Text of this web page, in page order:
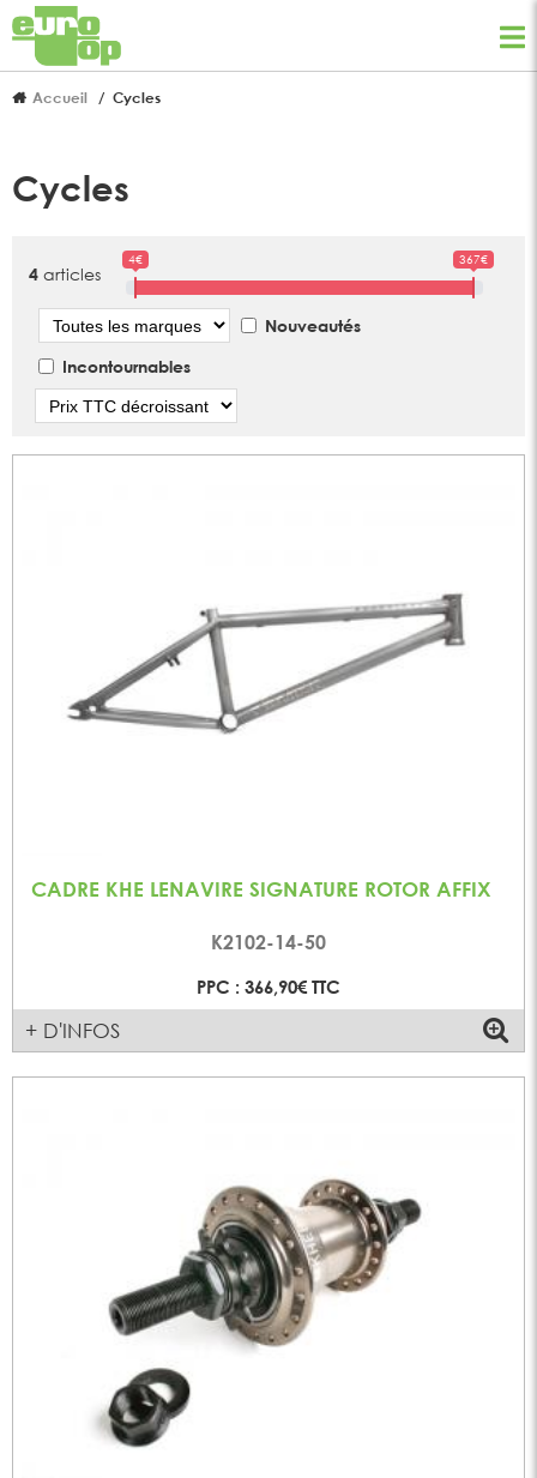
Accueil Cycles
Cycles
4 articles
4€ 367€
Marque
Nouveautés
Incontournables
CADRE KHE LENAVIRE SIGNATURE ROTOR AFFIX
K2102-14-50
PPC : 366,90€ TTC
+ D'INFOS